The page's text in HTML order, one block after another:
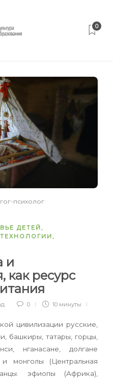
0
психолог
ДЕТЕЙ,
,
и
как ресурс
0
10 минуты
цивилизации русские,
башкиры, татары, горцы,
нгана­сане, долгане
монголы (Центральная
эфио­пы (Африка),